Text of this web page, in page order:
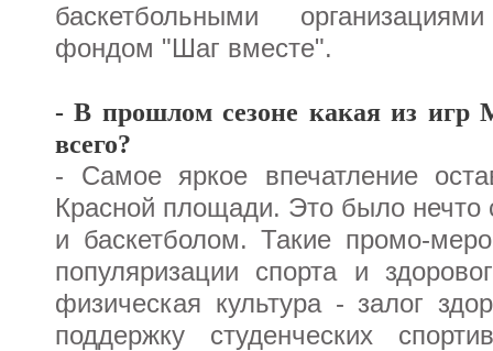
баскетбольными
фондом "Шаг вместе".
- В прошлом сезоне какая из игр
всего?
- Самое яркое впечатление
Красной площади. Это было нечто
и баскетболом. Такие промо-
популяризации спорта и
физическая культура - залог
поддержку студенческих